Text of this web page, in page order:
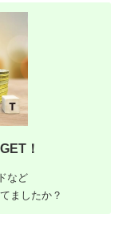
！
など
ましたか？